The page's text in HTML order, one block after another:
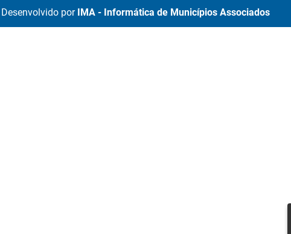
Desenvolvido por IMA - Informática de Municípios Associados